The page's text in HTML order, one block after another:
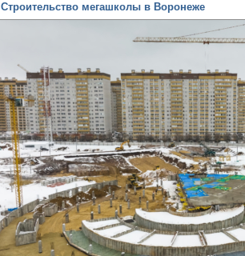
Строительство мегашколы в Воронеже